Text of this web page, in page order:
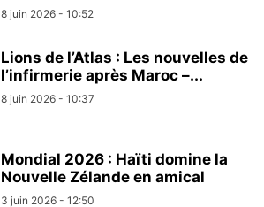
8 juin 2026 - 10:52
Lions de l’Atlas : Les nouvelles de
l’infirmerie après Maroc –...
8 juin 2026 - 10:37
Mondial 2026 : Haïti domine la
Nouvelle Zélande en amical
3 juin 2026 - 12:50